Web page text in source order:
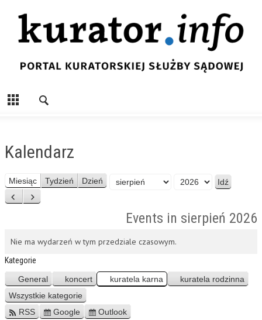
Kalendarz
Miesiąc Tydzień Dzień
Miesiąc
Poprzedni
Następny
Events in sierpień 2026
Nie ma wydarzeń w tym przedziale czasowym.
Kategorie
General
koncert kuratela karna
kuratela rodzinna
Wszystkie kategorie
RSS
Dodaj
Google
Dodaj
Outlook